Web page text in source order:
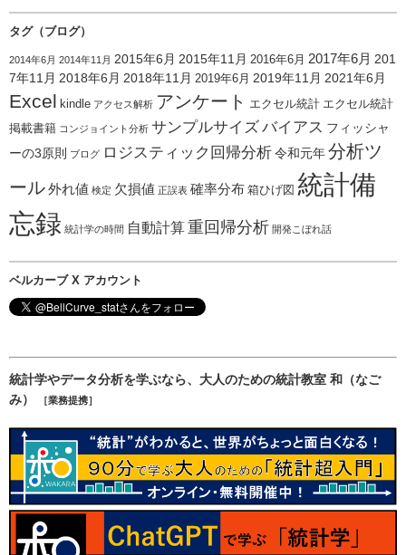
タグ（ブログ）
2014年6月 2014年11月 2015年6月 2015年11月 2016年6月 2017年6月 201
7年11月 2018年6月 2018年11月 2019年6月 2019年11月 2021年6月
Excel kindle アクセス解析 アンケート エクセル統計 エクセル統計
掲載書籍 コンジョイント分析 サンプルサイズバイアス フィッシャ
ーの3原則
ブログ ロジスティック回帰分析令和元年分析ツ
ール外れ値 検定 欠損値 正誤表 確率分布 箱ひげ図 統計備
忘録 統計学の時間 自動計算重回帰分析 開発こぼれ話
ベルカーブ X アカウント
統計学やデータ分析を学ぶなら、大人のための統計教室 和（なご
み）
［業務提携］